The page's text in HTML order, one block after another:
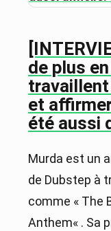
de plus
et
été aussi
Murda est un
de Dubstep à
comme « The
Anthem« . Sa